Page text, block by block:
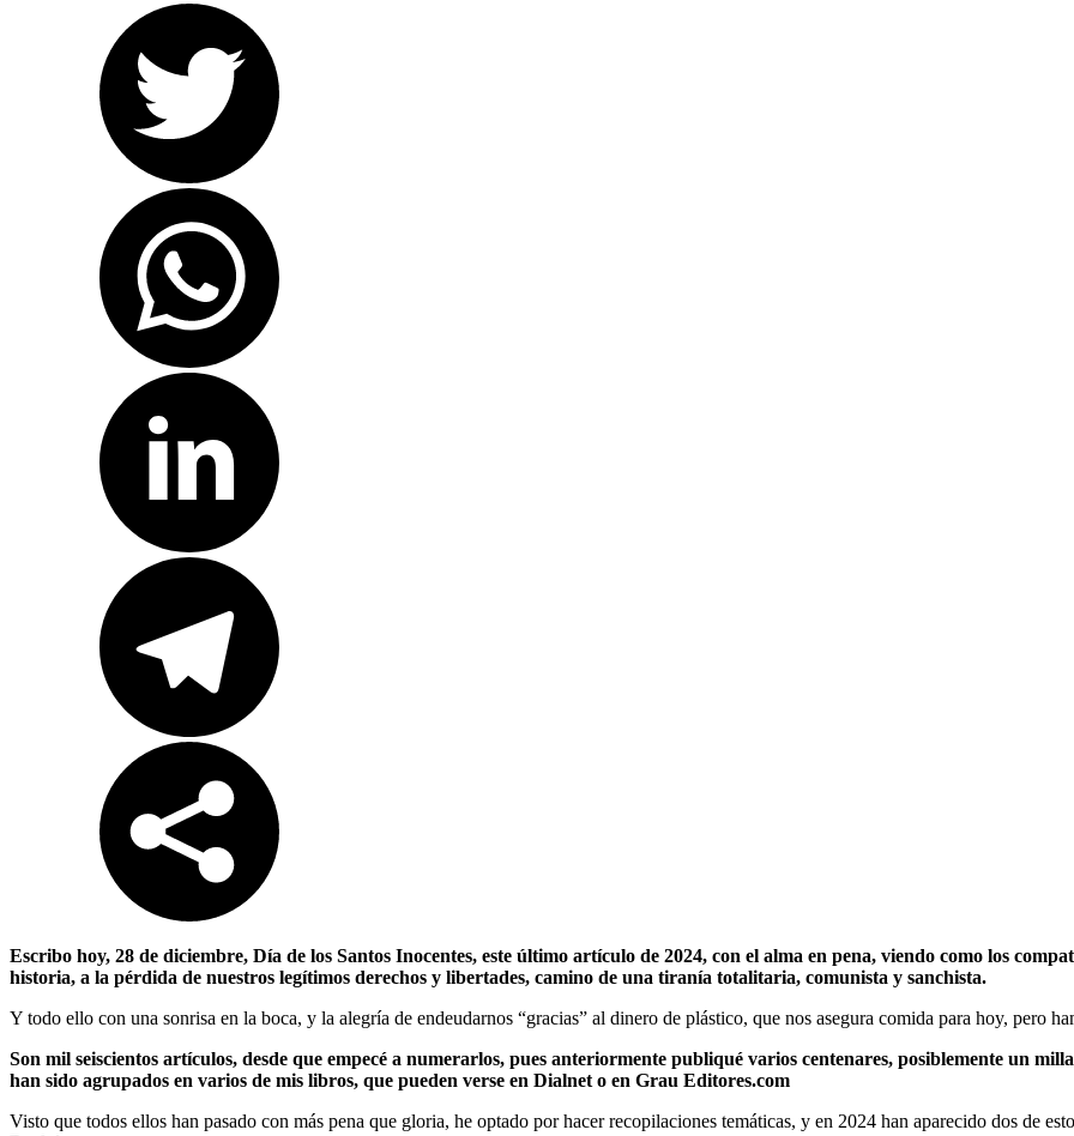
Escribo hoy, 28 de diciembre, Día de los Santos Inocentes, este último artículo de 2024, con el alma en pena, viendo como los
historia, a la pérdida de nuestros legítimos derechos y libertades, camino de una tiranía totalitaria, comunista y sanchista.
Y todo ello con una sonrisa en la boca, y la alegría de endeudarnos “gracias” al dinero de plástico, que nos asegura comida para hoy, pero
Son mil seiscientos artículos, desde que empecé a numerarlos, pues anteriormente publiqué varios centenares, posiblemente un
han sido agrupados en varios de mis libros, que pueden verse en Dialnet o en Grau Editores.com
Visto que todos ellos han pasado con más pena que gloria, he optado por hacer recopilaciones temáticas, y en 2024 han aparecido dos de